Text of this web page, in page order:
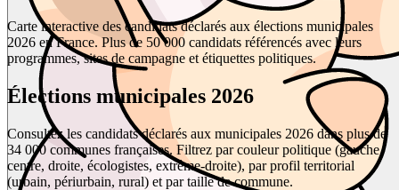
Carte interactive des candidats déclarés aux élections municipales
2026 en France. Plus de 50 000 candidats référencés avec leurs
programmes, sites de campagne et étiquettes politiques.
Élections municipales 2026
Consultez les candidats déclarés aux municipales 2026 dans plus de
34 000 communes françaises. Filtrez par couleur politique (gauche,
centre, droite, écologistes, extrême-droite), par profil territorial
(urbain, périurbain, rural) et par taille de commune.